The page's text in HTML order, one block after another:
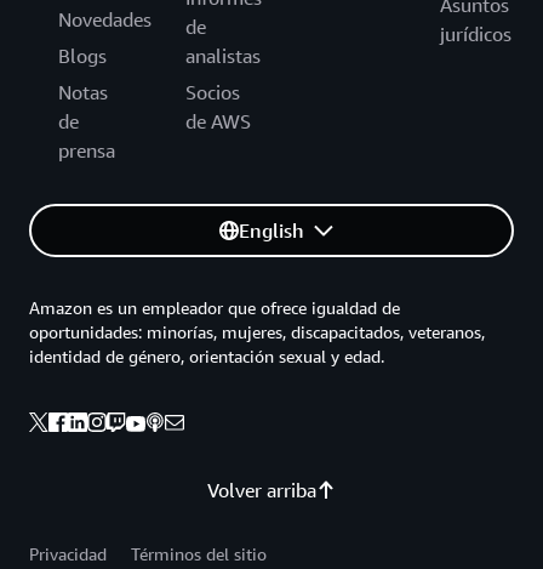
Novedades
Blogs
Notas
de
prensa
de
analistas
Socios
de AWS
Asuntos
jurídicos
English
Volver arriba
Amazon es un empleador que ofrece igualdad de
oportunidades: minorías, mujeres, discapacitados, veteranos,
identidad de género, orientación sexual y edad.
Privacidad Términos del sitio